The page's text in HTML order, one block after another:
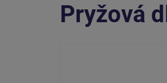
Pryžová